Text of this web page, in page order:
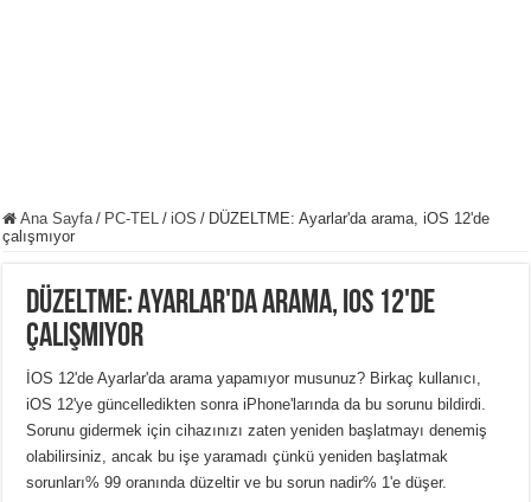
Ana Sayfa / PC-TEL / iOS / DÜZELTME: Ayarlar'da arama, iOS 12'de
çalışmıyor
DÜZELTME: Ayarlar'da arama, iOS 12'de
çalışmıyor
İOS 12'de Ayarlar'da arama yapamıyor musunuz? Birkaç kullanıcı,
iOS 12'ye güncelledikten sonra iPhone'larında da bu sorunu bildirdi.
Sorunu gidermek için cihazınızı zaten yeniden başlatmayı denemiş
olabilirsiniz, ancak bu işe yaramadı çünkü yeniden başlatmak
sorunları% 99 oranında düzeltir ve bu sorun nadir% 1'e düşer.